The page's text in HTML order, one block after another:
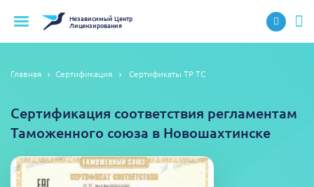
НезависимыйЦентр
Лицензирования
Главная Сертификация Сертификаты ТР ТС
Сертификация соответствия регламентам
Таможенного союза в Новошахтинске